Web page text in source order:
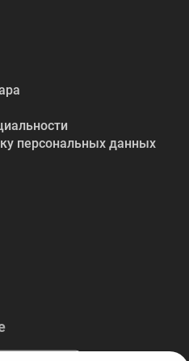
персональных данных